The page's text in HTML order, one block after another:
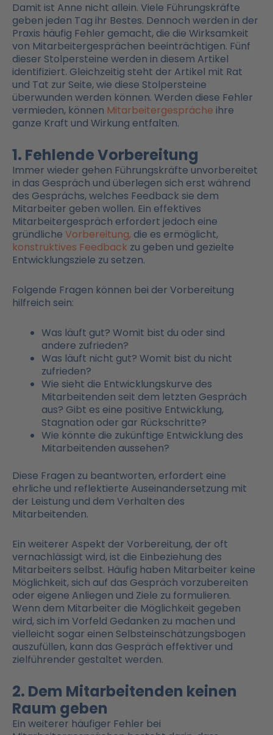
Damit ist Anne nicht allein. Viele Führungskräfte
geben jeden Tag ihr Bestes. Dennoch werden in der
Praxis häufig Fehler gemacht, die die Wirksamkeit
von Mitarbeitergesprächen beeinträchtigen. Fünf
dieser Stolpersteine werden in diesem Artikel
identifiziert. Gleichzeitig steht der Artikel mit Rat
und Tat zur Seite, wie diese Stolpersteine
überwunden werden können. Werden diese Fehler
vermieden, können Mitarbeitergespräche ihre
ganze Kraft und Wirkung entfalten.
1. Fehlende Vorbereitung
Immer wieder gehen Führungskräfte unvorbereitet
in das Gespräch und überlegen sich erst während
des Gesprächs, welches Feedback sie dem
Mitarbeiter geben wollen. Ein effektives
Mitarbeitergespräch erfordert jedoch eine
gründliche Vorbereitung, die es ermöglicht,
konstruktives Feedback zu geben und gezielte
Entwicklungsziele zu setzen.
Folgende Fragen können bei der Vorbereitung
hilfreich sein:
Was läuft gut? Womit bist du oder sind
andere zufrieden?
Was läuft nicht gut? Womit bist du nicht
zufrieden?
Wie sieht die Entwicklungskurve des
Mitarbeitenden seit dem letzten Gespräch
aus? Gibt es eine positive Entwicklung,
Stagnation oder gar Rückschritte?
Wie könnte die zukünftige Entwicklung des
Mitarbeitenden aussehen?
Diese Fragen zu beantworten, erfordert eine
ehrliche und reflektierte Auseinandersetzung mit
der Leistung und dem Verhalten des
Mitarbeitenden.
Ein weiterer Aspekt der Vorbereitung, der oft
vernachlässigt wird, ist die Einbeziehung des
Mitarbeiters selbst. Häufig haben Mitarbeiter keine
Möglichkeit, sich auf das Gespräch vorzubereiten
oder eigene Anliegen und Ziele zu formulieren.
Wenn dem Mitarbeiter die Möglichkeit gegeben
wird, sich im Vorfeld Gedanken zu machen und
vielleicht sogar einen Selbsteinschätzungsbogen
auszufüllen, kann das Gespräch effektiver und
zielführender gestaltet werden.
2. Dem Mitarbeitenden keinen
Raum geben
Ein weiterer häufiger Fehler bei